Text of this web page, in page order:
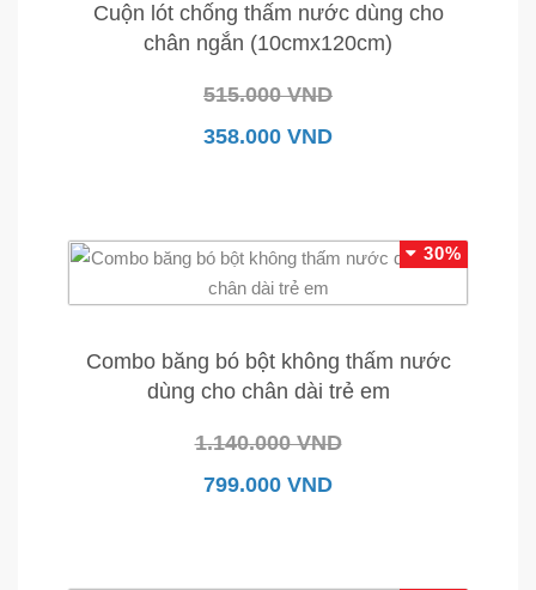
Cuộn lót chống thấm nước dùng cho
chân ngắn (10cmx120cm)
515.000 VND
358.000 VND
30%
Combo băng bó bột không thấm nước
dùng cho chân dài trẻ em
1.140.000 VND
799.000 VND